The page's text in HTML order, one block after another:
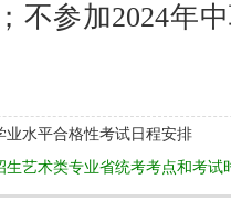
不参加2024年
水平合格性考试日程安排
艺术类专业省统考考点和考试